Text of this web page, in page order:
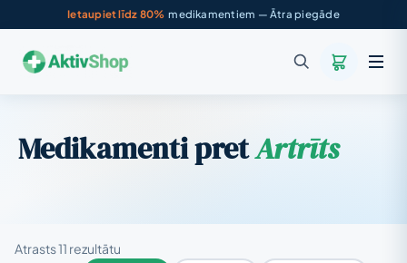
Ietaupiet līdz 80% medikamentiem — Ātra piegāde
Medikamenti pretArtrīts
Atrasts 11 rezultātu